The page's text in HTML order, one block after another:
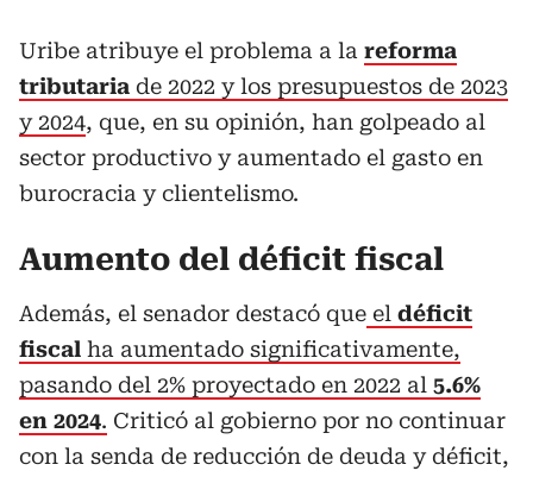
Uribe atribuye el problema a la reforma
tributaria de 2022 y los presupuestos de 2023
y 2024, que, en su opinión, han golpeado al
sector productivo y aumentado el gasto en
burocracia y clientelismo.
Aumento del déficit fiscal
Además, el senador destacó que el déficit
fiscal ha aumentado significativamente,
pasando del 2% proyectado en 2022 al 5.6%
en 2024. Criticó al gobierno por no continuar
con la senda de reducción de deuda y déficit,